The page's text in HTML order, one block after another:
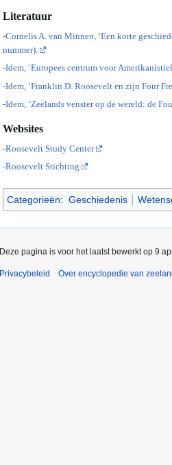
Literatuur
-Cornelis A. van Minnen, ‘Een korte
nummer).
-Idem, ‘Europees centrum voor
-Idem, ‘Franklin D. Roosevelt en zijn Four
-Idem, ‘Zeelands venster op de wereld: de
Websites
-Roosevelt Study Center
-Roosevelt Stichting
Categorieën: Geschiedenis
Deze pagina is voor het laatst bewerkt op 9
Privacybeleid Over encyclopedie van